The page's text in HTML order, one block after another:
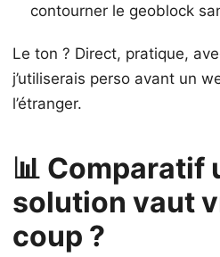
contourner le geoblock
Le ton ? Direct, pratique,
j’utiliserais perso avant un
l’étranger.
📊 Comparatif
solution vaut
coup ?